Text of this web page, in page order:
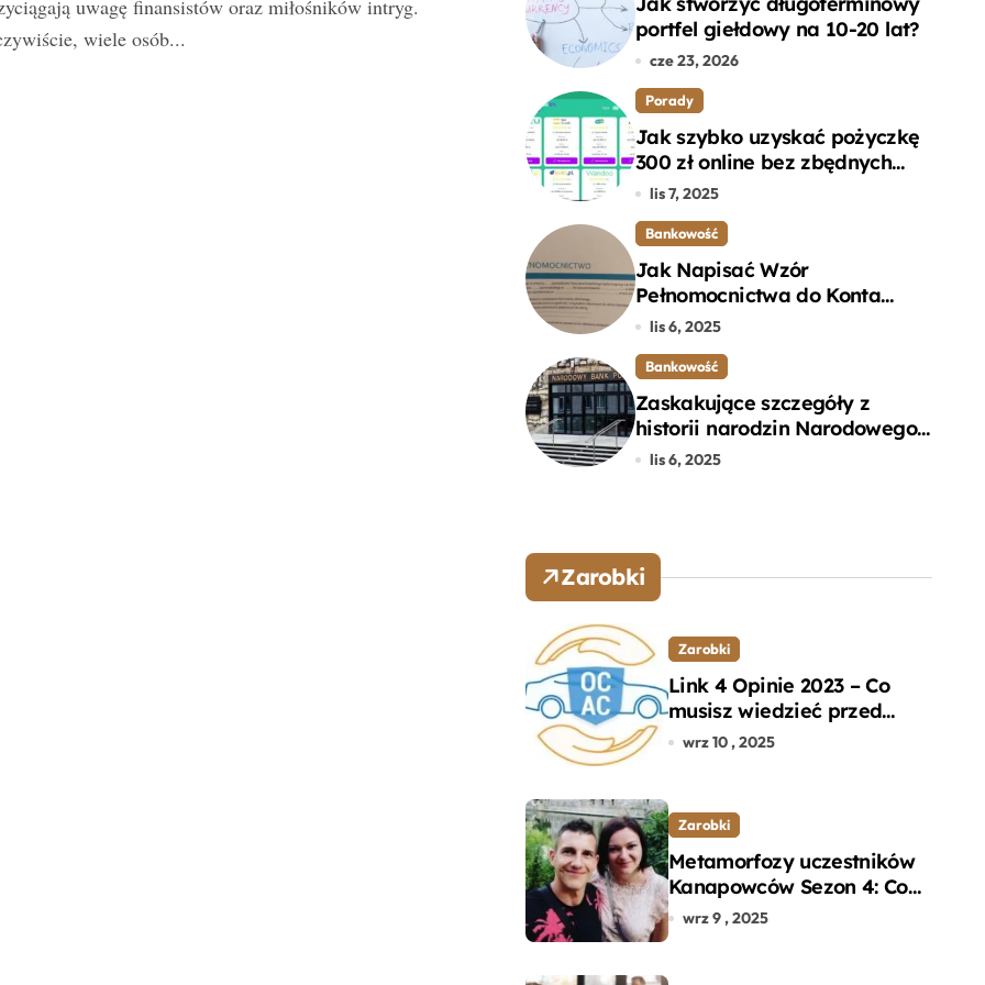
uwagę finansistów oraz miłośników intryg.
wiele osób...
portfel giełdowy na 10-20 lat?
cze 23, 2026
Porady
Jak szybko uzyskać pożyczkę
300 zł online bez zbędnych
formalności?
lis 7, 2025
Bankowość
Jak Napisać Wzór
Pełnomocnictwa do Konta
Bankowego – Praktyczny
lis 6, 2025
Bankowość
Zaskakujące szczegóły z
historii narodzin Narodowego
Banku Polskiego, o których
lis 6, 2025
Zarobki
Zarobki
Link 4 Opinie 2023 – Co
musisz wiedzieć przed
wyborem ubezpieczenia
wrz 10 , 2025
Zarobki
Metamorfozy uczestników
Kanapowców Sezon 4: Co
naprawdę zaskoczyło
wrz 9 , 2025